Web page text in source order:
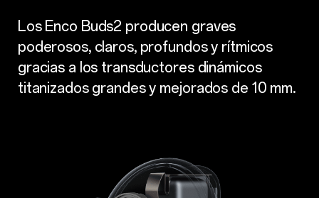
Los Enco Buds2 producen graves
poderosos, claros, profundos y rítmicos
gracias a los transductores dinámicos
titanizados grandes y mejorados de 10 mm.